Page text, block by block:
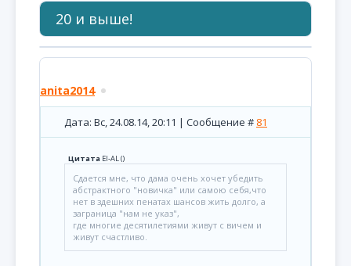
20 и выше!
anita2014
Дата: Вс, 24.08.14, 20:11 | Сообщение # 81
Цитата El-AL()
Сдается мне, что дама очень хочет убедить
абстрактного "новичка" или самою себя,что
нет в здешних пенатах шансов жить долго, а
заграница "нам не указ",
где многие десятилетиями живут с вичем и
живут счастливо.